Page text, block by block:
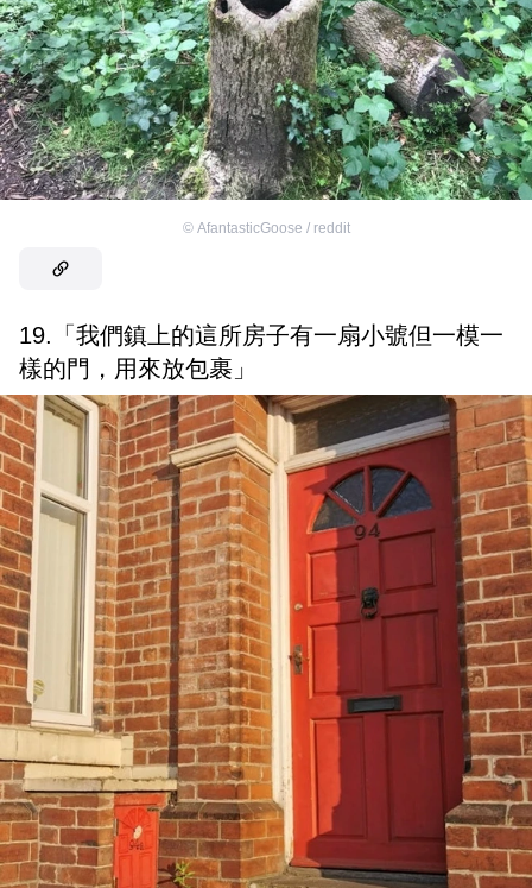
© AfantasticGoose / reddit
19.「我們鎮上的這所房子有一扇小號但一模一
樣的門，用來放包裹」